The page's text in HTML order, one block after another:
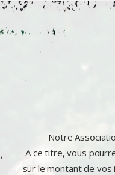
Notre
A ce titre, vous
sur le montant de vos